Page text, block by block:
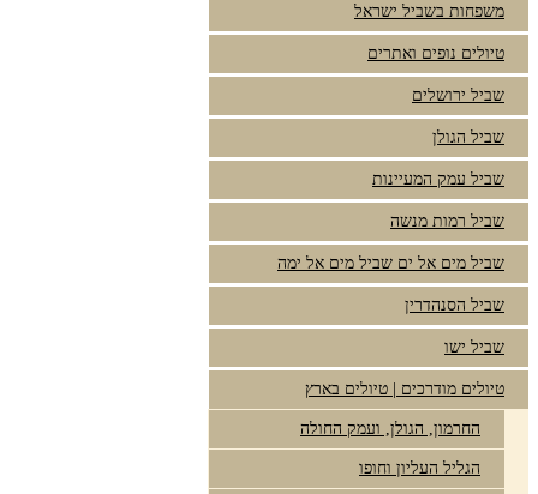
משפחות בשביל ישראל
טיולים נופים ואתרים
שביל ירושלים
שביל הגולן
שביל עמק המעיינות
שביל רמות מנשה
שביל מים אל ים שביל מים אל ימה
שביל הסנהדרין
שביל ישו
טיולים מודרכים | טיולים בארץ
החרמון, הגולן, ועמק החולה
הגליל העליון וחופו